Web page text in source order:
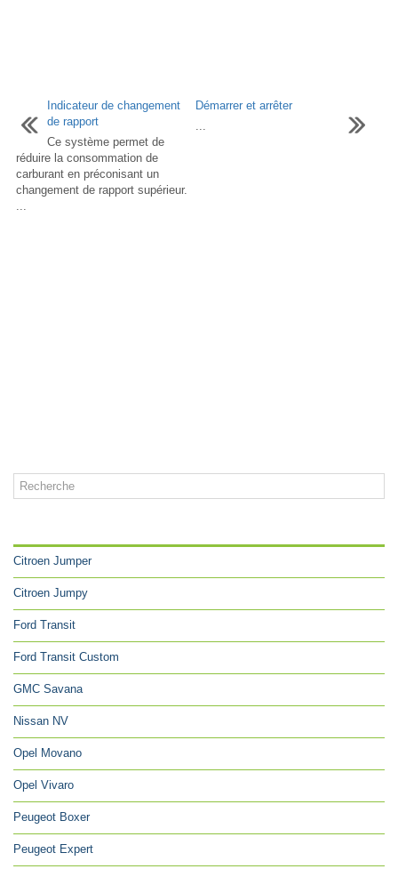
Indicateur de changement
de rapport
Ce système permet de
réduire la consommation de
carburant en préconisant un
changement de rapport supérieur.
Démarrer et arrêter
Citroen Jumper
Citroen Jumpy
Ford Transit
Ford Transit Custom
GMC Savana
Nissan NV
Opel Movano
Opel Vivaro
Peugeot Boxer
Peugeot Expert